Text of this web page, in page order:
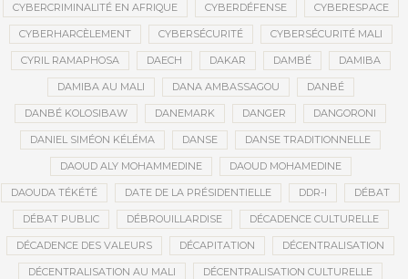
CYBERCRIMINALITÉ EN AFRIQUE CYBERDÉFENSE CYBERESPACE
CYBERHARCÈLEMENT CYBERSÉCURITÉ CYBERSÉCURITÉ MALI
CYRIL RAMAPHOSA DAECH DAKAR DAMBÉ DAMIBA
DAMIBA AU MALI DANA AMBASSAGOU DANBÉ
DANBÉ KOLOSIBAW DANEMARK DANGER DANGORONI
DANIEL SIMÉON KÉLÉMA DANSE DANSE TRADITIONNELLE
DAOUD ALY MOHAMMEDINE DAOUD MOHAMEDINE
DAOUDA TÉKÉTÉ DATE DE LA PRÉSIDENTIELLE DDR-I DÉBAT
DÉBAT PUBLIC DÉBROUILLARDISE DÉCADENCE CULTURELLE
DÉCADENCE DES VALEURS DÉCAPITATION DÉCENTRALISATION
DÉCENTRALISATION AU MALI DÉCENTRALISATION CULTURELLE